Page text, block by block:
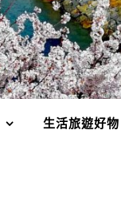
生活旅遊好物